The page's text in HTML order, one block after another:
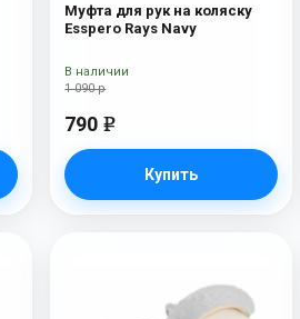
Муфта для рук на коляску
Esspero Rays Navy
1 090 р
790 e
Купить
В наличии